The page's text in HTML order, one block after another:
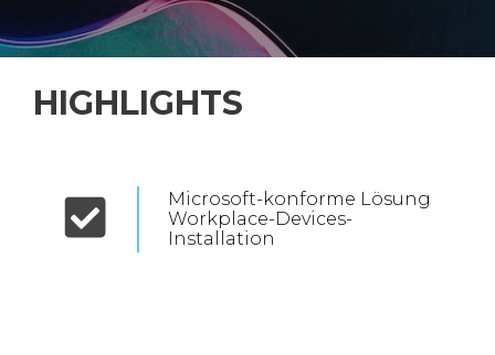
HIGHLIGHTS
Microsoft-konforme Lösung
Workplace-Devices-
Installation